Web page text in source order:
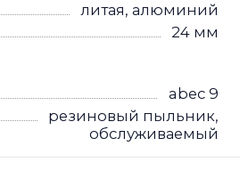
литая, алюминий
24 мм
abec 9
резиновый пыльник,
обслуживаемый